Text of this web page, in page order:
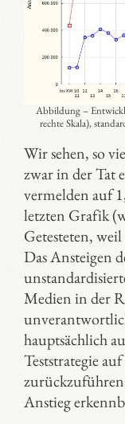
Abbildung –
rechte Skala),
Wir sehen, so
zwar in der Tat
vermelden auf
letzten Grafik
Getesteten,
Das Ansteigen
Medien in der
hauptsächlich
Teststrategie
Anstieg